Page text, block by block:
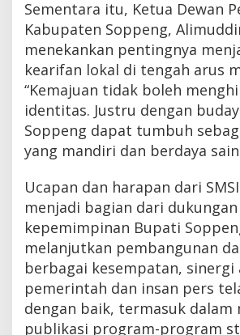
Sementara itu, Ketua Dewan
Kabupaten Soppeng,
menekankan pentingnya
kearifan lokal di tengah arus
“Kemajuan tidak boleh
identitas. Justru dengan
Soppeng dapat tumbuh
yang mandiri dan berdaya
Ucapan dan harapan dari
menjadi bagian dari
kepemimpinan Bupati
melanjutkan pembangunan
berbagai kesempatan, sinergi
pemerintah dan insan pers
dengan baik, termasuk dalam
publikasi program-program